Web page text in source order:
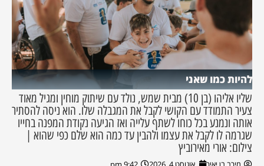
להיות כמו שאני
שליו אליהו (בן 10) מבית שמש, נולד עם שיתוק מוחין ומגיל מאוד
צעיר התמודד עם הקושי לקבל את המגבלה שלו. הוא ניסה להסתיר
אותה ונמנע בכל כוחו לשתף עלייה ואז הגיעה נקודת המפנה בחייו
שגרמה לו לקבל את עצמו ולהבין עד כמה הוא שלם כפי שהוא |
צילום: אורי מאירוביץ